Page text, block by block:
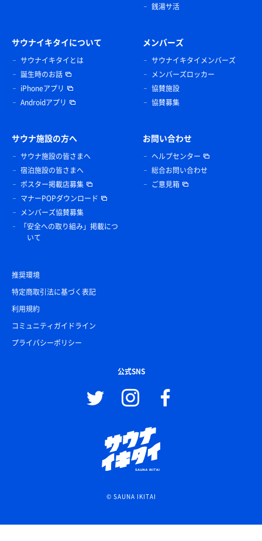
銭湯サ活
サウナイキタイについて
サウナイキタイとは
誕生時のお話
iPhoneアプリ
Androidアプリ
メンバーズ
サウナイキタイメンバーズ
メンバーズロッカー
協賛施設
協賛募集
サウナ施設の方へ
サウナ施設の皆さまへ
宿泊施設の皆さまへ
ポスター掲載店募集
マナーPOPダウンロード
メンバーズ協賛募集
「安全への取り組み」掲載につ
いて
お問い合わせ
ヘルプセンター
総合お問い合わせ
ご意見箱
推奨環境
特定商取引法に基づく表記
利用規約
コミュニティガイドライン
プライバシーポリシー
公式SNS
© SAUNA IKITAI